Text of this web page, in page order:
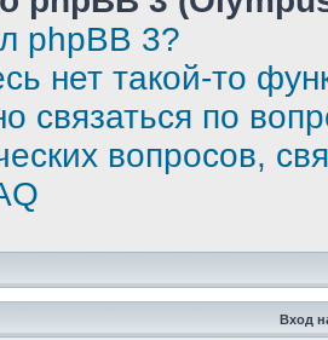
phpBB 3?
нет такой-то
связаться по
вопросов,
Вход